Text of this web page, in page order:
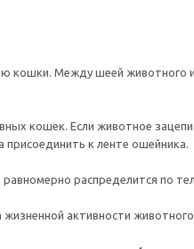
кошки. Между шеей животного
кошек. Если животное
присоединить к ленте ошейника.
распределится по
активности